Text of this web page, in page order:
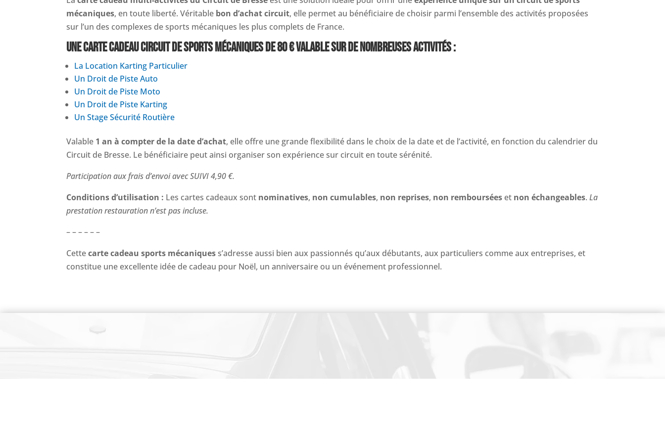
mécaniques, en toute liberté. Véritable bon d’achat circuit, elle permet au bénéficiaire de choisir parmi l’ensemble des activités proposées
sur l’un des complexes de sports mécaniques les plus complets de France.
UNE CARTE CADEAU CIRCUIT DE SPORTS MÉCANIQUES DE 80 € VALABLE SUR DE NOMBREUSES ACTIVITÉS :
La Location Karting Particulier
Un Droit de Piste Auto
Un Droit de Piste Moto
Un Droit de Piste Karting
Un Stage Sécurité Routière
Valable 1 an à compter de la date d’achat, elle offre une grande flexibilité dans le choix de la date et de l’activité, en fonction du calendrier du
Circuit de Bresse. Le bénéficiaire peut ainsi organiser son expérience sur circuit en toute sérénité.
Participation aux frais d’envoi avec SUIVI 4,90 €.
Conditions d’utilisation : Les cartes cadeaux sont nominatives, non cumulables, non reprises, non remboursées et non échangeables.La
prestation restauration n’est pas incluse.
– – – – – –
Cettecarte cadeau sports mécaniquess’adresse aussi bien aux passionnés qu’aux débutants, aux particuliers comme aux entreprises, et
constitue une excellente idée de cadeau pour Noël, un anniversaire ou un événement professionnel.